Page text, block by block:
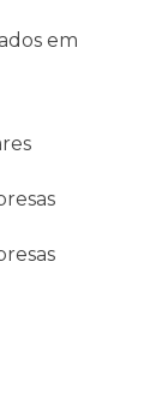
é
e o uniforme
para conforto
em